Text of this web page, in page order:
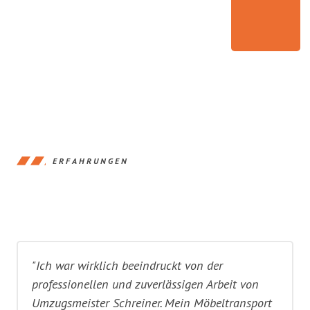
ERFAHRUNGEN
"Ich war wirklich beeindruckt von der
professionellen und zuverlässigen Arbeit von
Umzugsmeister Schreiner. Mein Möbeltransport